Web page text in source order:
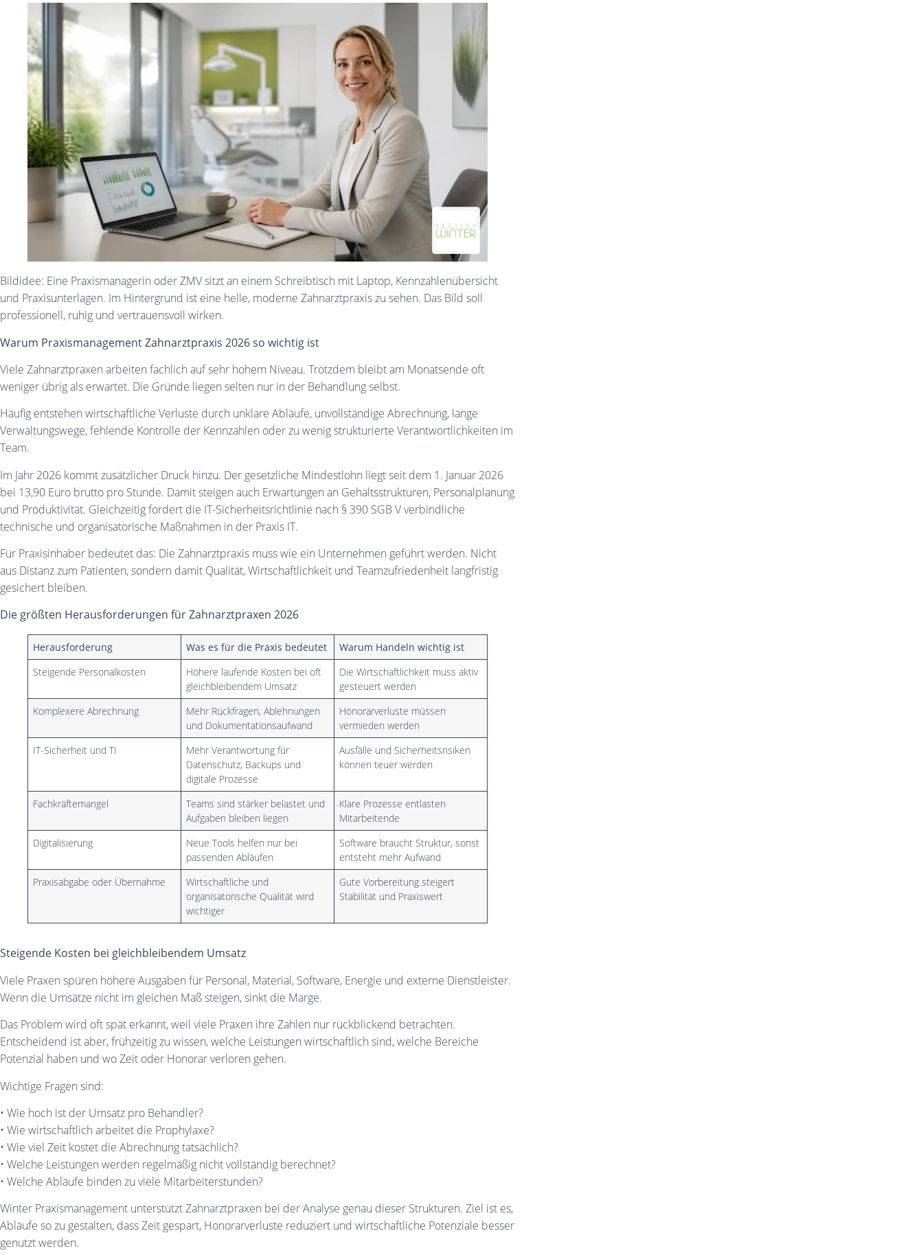
Bildidee: Eine Praxismanagerin oder ZMV sitzt an einem Schreibtisch mit Laptop, Kennzahlenübersicht
und Praxisunterlagen. Im Hintergrund ist eine helle, moderne Zahnarztpraxis zu sehen. Das Bild soll
professionell, ruhig und vertrauensvoll wirken.
Warum Praxismanagement Zahnarztpraxis 2026 so wichtig ist
Viele Zahnarztpraxen arbeiten fachlich auf sehr hohem Niveau. Trotzdem bleibt am Monatsende oft
weniger übrig als erwartet. Die Gründe liegen selten nur in der Behandlung selbst.
Häufig entstehen wirtschaftliche Verluste durch unklare Abläufe, unvollständige Abrechnung, lange
Verwaltungswege, fehlende Kontrolle der Kennzahlen oder zu wenig strukturierte Verantwortlichkeiten im
Team.
Im Jahr 2026 kommt zusätzlicher Druck hinzu. Der gesetzliche Mindestlohn liegt seit dem 1. Januar 2026
bei 13,90 Euro brutto pro Stunde. Damit steigen auch Erwartungen an Gehaltsstrukturen, Personalplanung
und Produktivität. Gleichzeitig fordert die IT-Sicherheitsrichtlinie nach § 390 SGB V verbindliche
technische und organisatorische Maßnahmen in der Praxis IT.
Für Praxisinhaber bedeutet das: Die Zahnarztpraxis muss wie ein Unternehmen geführt werden. Nicht
aus Distanz zum Patienten, sondern damit Qualität, Wirtschaftlichkeit und Teamzufriedenheit langfristig
gesichert bleiben.
Die größten Herausforderungen für Zahnarztpraxen 2026
Herausforderung Was es für die Praxis bedeutet
Warum Handeln wichtig ist
Steigende Personalkosten
Höhere laufende Kosten bei oft
gleichbleibendem Umsatz
Die Wirtschaftlichkeit muss aktiv
gesteuert werden
Komplexere Abrechnung
Mehr Rückfragen, Ablehnungen
und Dokumentationsaufwand
Honorarverluste müssen
vermieden werden
IT-Sicherheit und TI
Mehr Verantwortung für
Datenschutz, Backups und
digitale Prozesse
Ausfälle und Sicherheitsrisiken
können teuer werden
Fachkräftemangel
Teams sind stärker belastet und
Aufgaben bleiben liegen
Klare Prozesse entlasten
Mitarbeitende
Digitalisierung
Neue Tools helfen nur bei
passenden Abläufen
Software braucht Struktur, sonst
entsteht mehr Aufwand
Praxisabgabe oder Übernahme
Wirtschaftliche und
organisatorische Qualität wird
wichtiger
Gute Vorbereitung steigert
Stabilität und Praxiswert
Steigende Kosten bei gleichbleibendem Umsatz
Viele Praxen spüren höhere Ausgaben für Personal, Material, Software, Energie und externe Dienstleister.
Wenn die Umsätze nicht im gleichen Maß steigen, sinkt die Marge.
Das Problem wird oft spät erkannt, weil viele Praxen ihre Zahlen nur rückblickend betrachten.
Entscheidend ist aber, frühzeitig zu wissen, welche Leistungen wirtschaftlich sind, welche Bereiche
Potenzial haben und wo Zeit oder Honorar verloren gehen.
Wichtige Fragen sind:
• Wie hoch ist der Umsatz pro Behandler?
• Wie wirtschaftlich arbeitet die Prophylaxe?
• Wie viel Zeit kostet die Abrechnung tatsächlich?
• Welche Leistungen werden regelmäßig nicht vollständig berechnet?
• Welche Abläufe binden zu viele Mitarbeiterstunden?
Winter Praxismanagement unterstützt Zahnarztpraxen bei der Analyse genau dieser Strukturen. Ziel ist es,
Abläufe so zu gestalten, dass Zeit gespart, Honorarverluste reduziert und wirtschaftliche Potenziale besser
genutzt werden.